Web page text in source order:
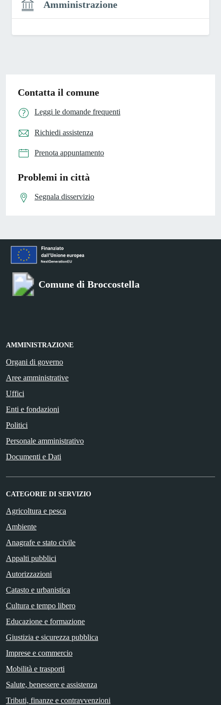
Amministrazione
Contatta il comune
Leggi le domande frequenti
Richiedi assistenza
Prenota appuntamento
Problemi in città
Segnala disservizio
Comune di Broccostella
AMMINISTRAZIONE
Organi di governo
Aree amministrative
Uffici
Enti e fondazioni
Politici
Personale amministrativo
Documenti e Dati
CATEGORIE DI SERVIZIO
Agricoltura e pesca
Ambiente
Anagrafe e stato civile
Appalti pubblici
Autorizzazioni
Catasto e urbanistica
Cultura e tempo libero
Educazione e formazione
Giustizia e sicurezza pubblica
Imprese e commercio
Mobilità e trasporti
Salute, benessere e assistenza
Tributi, finanze e contravvenzioni